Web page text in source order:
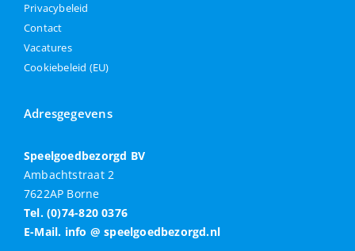
Privacybeleid
Contact
Vacatures
Cookiebeleid (EU)
Adresgegevens
Speelgoedbezorgd BV
Ambachtstraat 2
7622AP Borne
Tel. (0)74-820 0376
E-Mail. info @ speelgoedbezorgd.nl